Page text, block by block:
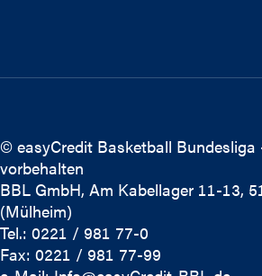
© easyCredit Basketball Bundesliga
vorbehalten
BBL GmbH, Am Kabellager 11-13,
(Mülheim)
Tel.: 0221 / 981 77-0
Fax: 0221 / 981 77-99